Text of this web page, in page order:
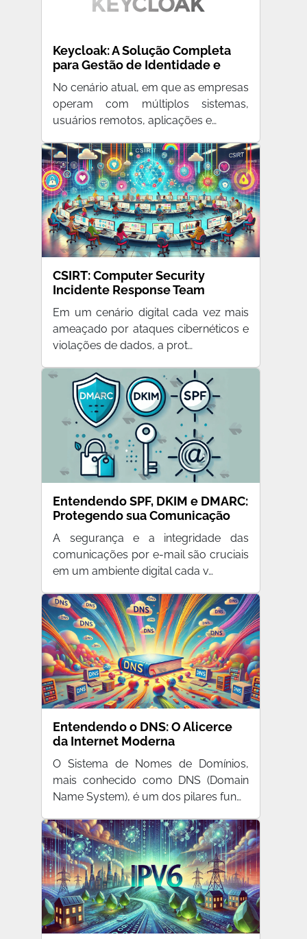
Keycloak: A Solução Completa
para Gestão de Identidade e
No cenário atual, em que as empresas
operam com múltiplos sistemas,
usuários remotos, aplicações e…
CSIRT: Computer Security
Incidente Response Team
Em um cenário digital cada vez mais
ameaçado por ataques cibernéticos e
violações de dados, a prot…
Entendendo SPF, DKIM e DMARC:
Protegendo sua Comunicação
A segurança e a integridade das
comunicações por e-mail são cruciais
em um ambiente digital cada v…
Entendendo o DNS: O Alicerce
da Internet Moderna
O Sistema de Nomes de Domínios,
mais conhecido como DNS (Domain
Name System), é um dos pilares fun…